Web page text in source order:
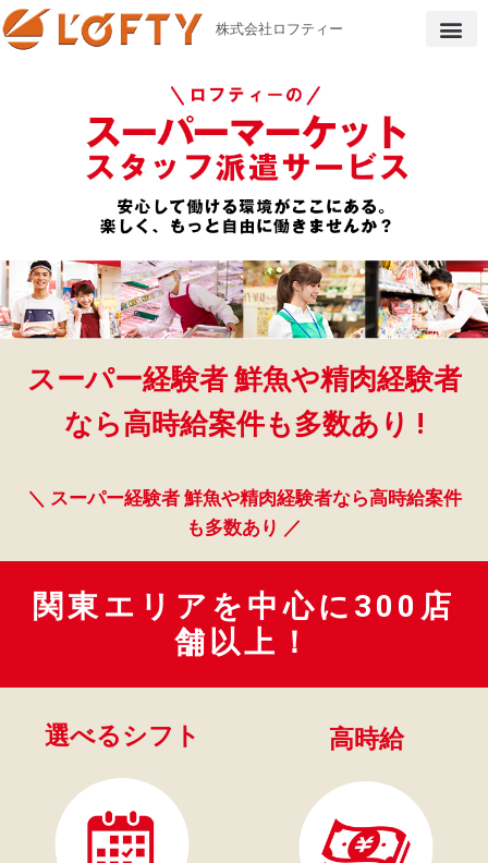
株式会社ロフティー
スーパー経験者 鮮魚や精肉経験者
なら高時給案件も多数あり !
＼ スーパー経験者 鮮魚や精肉経験者なら高時給案件
も多数あり ／
関東エリアを中心に300店
舗以上！
選べるシフト 高時給